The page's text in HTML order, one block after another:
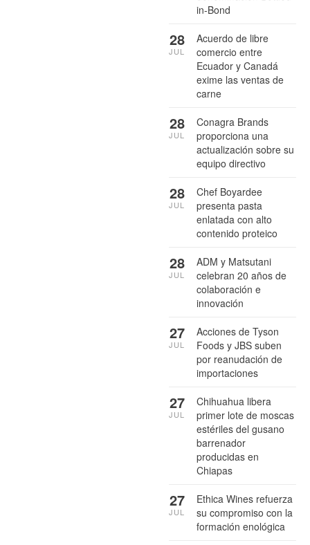
in-Bond
Acuerdo de libre
comercio entre
Ecuador y Canadá
exime las ventas de
carne
28
JUL
Conagra Brands
proporciona una
actualización sobre su
equipo directivo
28
JUL
Chef Boyardee
presenta pasta
enlatada con alto
contenido proteico
28
JUL
ADM y Matsutani
celebran 20 años de
colaboración e
innovación
28
JUL
Acciones de Tyson
Foods y JBS suben
por reanudación de
importaciones
27
JUL
Chihuahua libera
primer lote de moscas
estériles del gusano
barrenador
producidas en
Chiapas
27
JUL
Ethica Wines refuerza
su compromiso con la
formación enológica
27
JUL